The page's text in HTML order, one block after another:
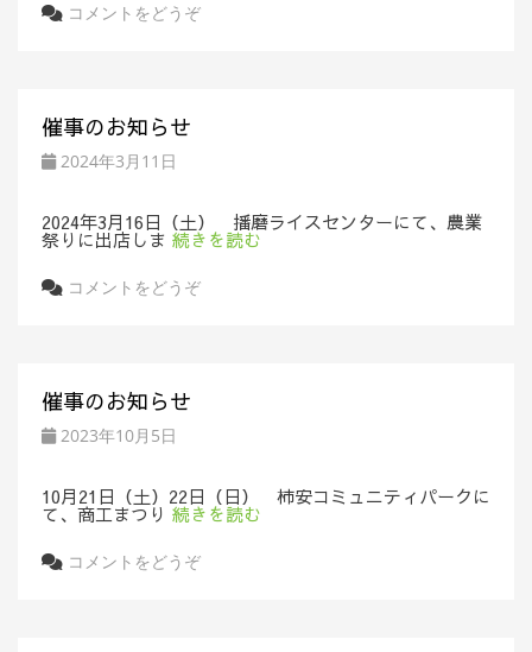
コメントをどうぞ
催事のお知らせ
2024年3月11日
2024年3月16日（土） 播磨ライスセンターにて、農業
祭りに出店しま 続きを読む
コメントをどうぞ
催事のお知らせ
2023年10月5日
10月21日（土）22日（日） 柿安コミュニティパークに
て、商工まつり 続きを読む
コメントをどうぞ